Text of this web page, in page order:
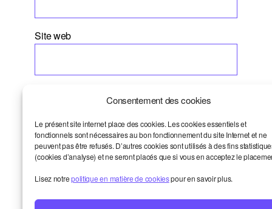
Consentement des cookies
Le présent site internet place des cookies. Les cookies essentiels et
fonctionnels sont nécessaires au bon fonctionnement du site Internet et ne
peuvent pas être refusés. D’autres cookies sont utilisés à des fins
(cookies d’analyse) et ne seront placés que si vous en acceptez le
Lisez notrepolitique en matière de cookiespour en savoir plus.
Site web
Dernières chroniques
Propulser vos sujets au conseil